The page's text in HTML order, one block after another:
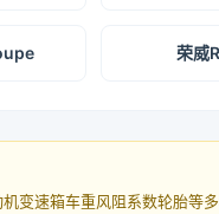
荣威
变速箱车重风阻系数轮胎等多